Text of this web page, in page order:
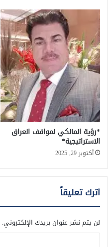
*رؤية المالكي لمواقف العراق
الاستراتيجية*
أكتوبر 29, 2025
اترك تعليقاً
لن يتم نشر عنوان بريدك الإلكتروني.